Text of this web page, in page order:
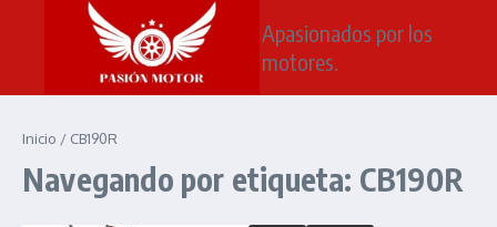
Saltar al contenido
Apasionados por los
motores.
Inicio / CB190R
Navegando por etiqueta: CB190R